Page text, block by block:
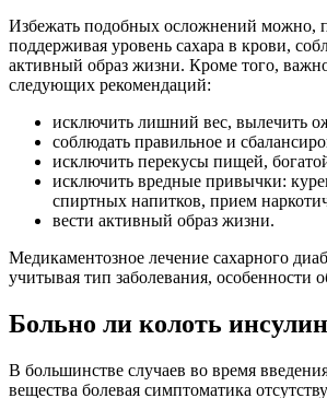
Избежать подобных осложнений можно,
поддерживая уровень сахара в крови,
активный образ жизни. Кроме того,
следующих рекомендаций:
исключить лишний вес, вылечить
соблюдать правильное и
исключить перекусы пищей,
исключить вредные привычки:
спиртных напитков, прием
вести активный образ жизни.
Медикаментозное лечение сахарного
учитывая тип заболевания, особенности
Больно ли колоть инсулин
В большинстве случаев во время
вещества болевая симптоматика